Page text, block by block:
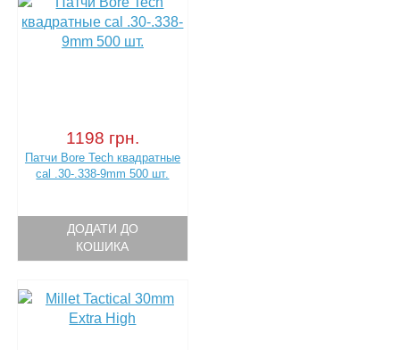
1198 грн.
Патчи Bore Tech квадратные
cal .30-.338-9mm 500 шт.
ДОДАТИ ДО
КОШИКА